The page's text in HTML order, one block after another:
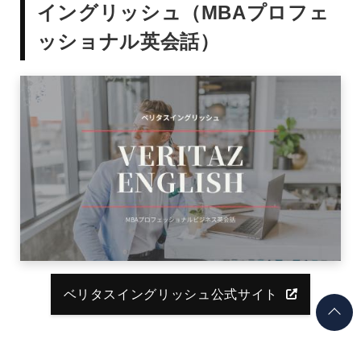
イングリッシュ（MBAプロフェ
ッショナル英会話）
ベリタスイングリッシュ公式サイト